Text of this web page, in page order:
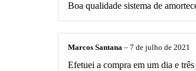
Boa qualidade sistema de
Marcos Santana – 7 de julho de 2021
Efetuei a compra em um dia e